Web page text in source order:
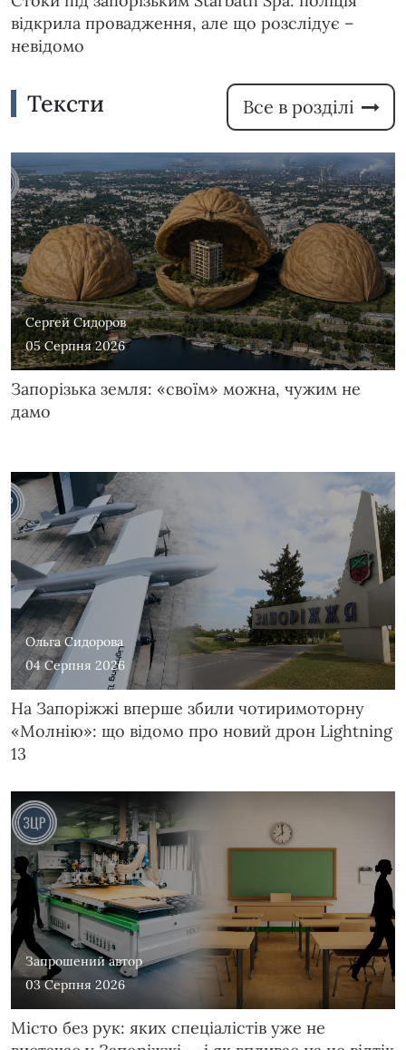
відкрила провадження, але що розслідує –
невідомо
Тексти Все в розділі
Сергей Сидоров
05 Серпня 2026
Запорізька земля: «своїм» можна, чужим не
дамо
Ольга Сидорова
04 Серпня 2026
На Запоріжжі вперше збили чотиримоторну
«Молнію»: що відомо про новий дрон Lightning
13
Запрошений автор
03 Серпня 2026
Місто без рук: яких спеціалістів уже не